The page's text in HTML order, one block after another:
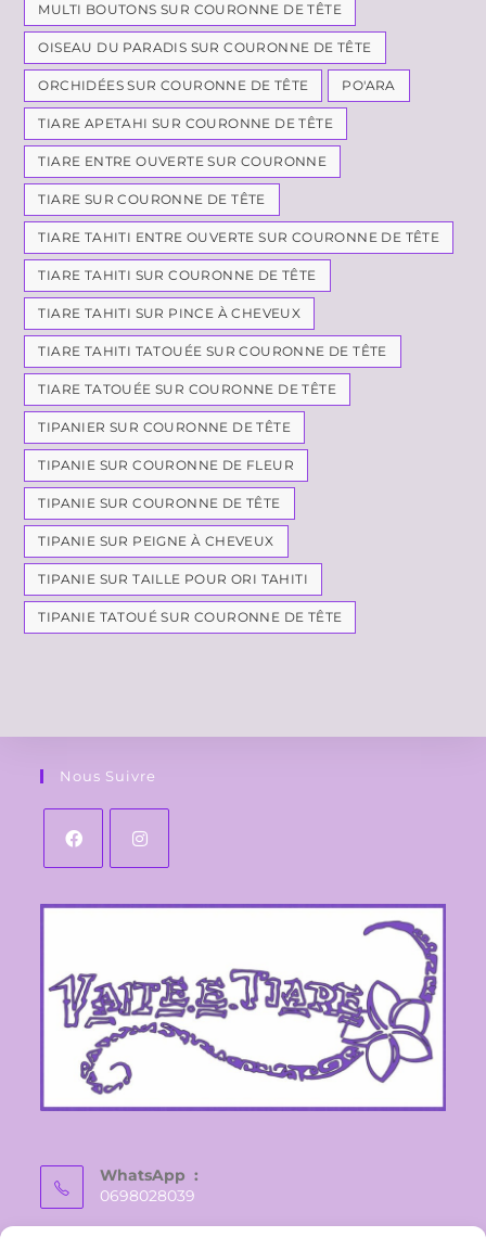
MULTI BOUTONS SUR COURONNE DE TÊTE
OISEAU DU PARADIS SUR COURONNE DE TÊTE
ORCHIDÉES SUR COURONNE DE TÊTE PO'ARA
TIARE APETAHI SUR COURONNE DE TÊTE
TIARE ENTRE OUVERTE SUR COURONNE
TIARE SUR COURONNE DE TÊTE
TIARE TAHITI ENTRE OUVERTE SUR COURONNE DE TÊTE
TIARE TAHITI SUR COURONNE DE TÊTE
TIARE TAHITI SUR PINCE À CHEVEUX
TIARE TAHITI TATOUÉE SUR COURONNE DE TÊTE
TIARE TATOUÉE SUR COURONNE DE TÊTE
TIPANIER SUR COURONNE DE TÊTE
TIPANIE SUR COURONNE DE FLEUR
TIPANIE SUR COURONNE DE TÊTE
TIPANIE SUR PEIGNE À CHEVEUX
TIPANIE SUR TAILLE POUR ORI TAHITI
TIPANIE TATOUÉ SUR COURONNE DE TÊTE
Nous Suivre
WhatsApp :
0698028039